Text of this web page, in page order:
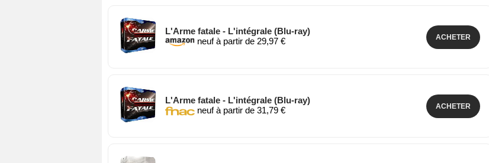
L'Arme fatale - L'intégrale (Blu-ray)
neuf à partir de 29,97 €
ACHETER
L'Arme fatale - L'intégrale (Blu-ray)
neuf à partir de 31,79 €
ACHETER